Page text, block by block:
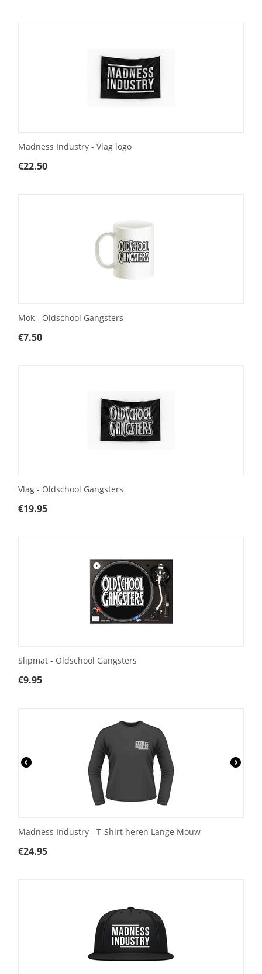
Madness Industry - Vlag logo
€22.50
Mok - Oldschool Gangsters
€7.50
Vlag - Oldschool Gangsters
€19.95
Slipmat - Oldschool Gangsters
€9.95
Madness Industry - T-Shirt heren Lange Mouw
€24.95